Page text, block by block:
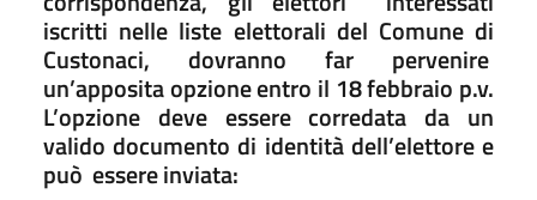
iscritti nelle liste elettorali del Comune di
Custonaci, dovranno far pervenire
un’apposita opzione entro il 18 febbraio p.v.
L’opzione deve essere corredata da un
valido documento di identità dell’elettore e
può essere inviata: